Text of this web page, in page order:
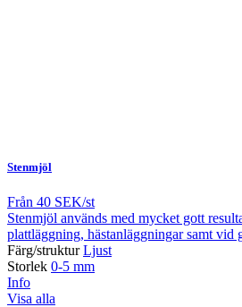
Stenmjöl
Från 40 SEK/st
Stenmjöl används med mycket gott
plattläggning, hästanläggningar samt vid
Färg/struktur Ljust
Storlek 0-5 mm
Info
Visa alla